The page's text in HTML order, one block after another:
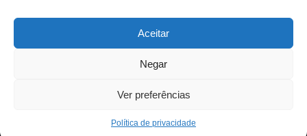
Aceitar
Negar
Ver preferências
Política de privacidade
Copyright © 2025 INAED - Todos os direitos reservados